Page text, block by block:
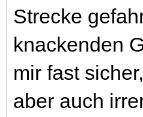
Strecke
knackenden
mir fast
aber auch